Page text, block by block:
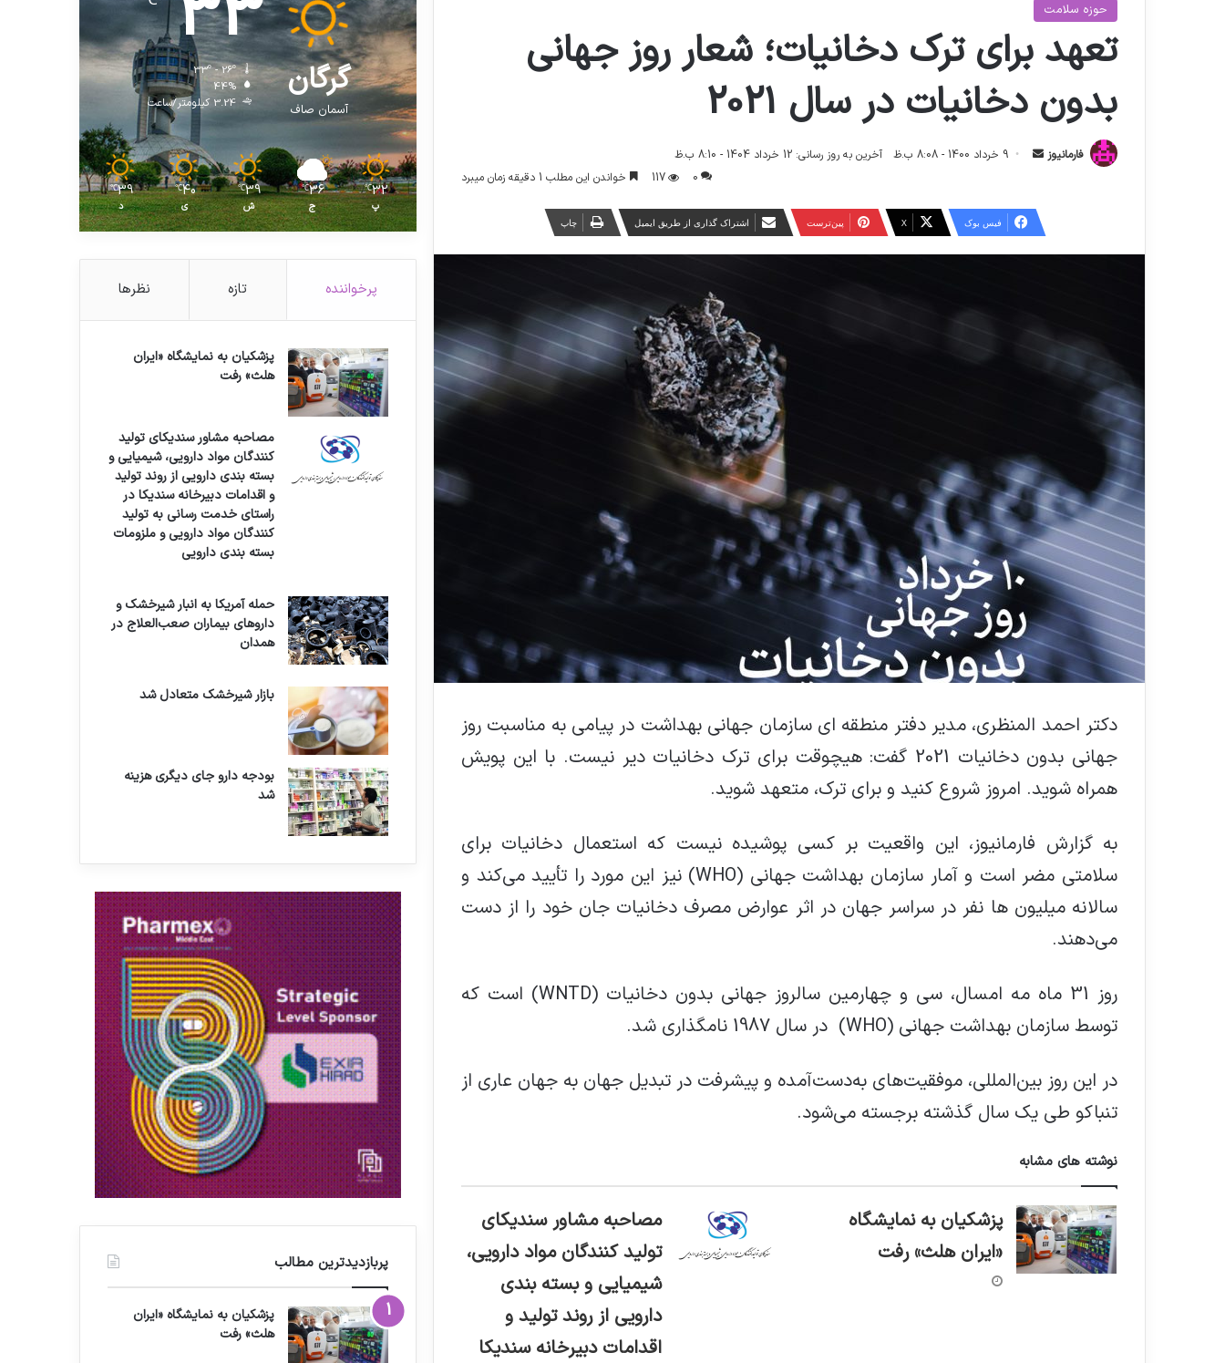
حوزه سلامت
تعهد برای ترک دخانیات؛ شعار روز جهانی
بدون دخانیات در سال 2021
فارمانیوز
ی
9 خرداد 1400 - 8:08 ب.ظ
آخرین به روز رسانی: 12 خرداد 1404 - 8:10 ب.ظ
0
117 خواندن این مطلب 1 دقیقه زمان میبرد
فیس بوک X ‫پین‌ترست اشتراک گذاری از طریق ایمیل چاپ
دکتر احمد المنظری، مدیر دفتر منطقه ای سازمان جهانی بهداشت در پیامی به مناسبت روز
جهانی بدون دخانیات 2021 گفت: هیچوقت برای ترک دخانیات دیر نیست. با این پویش
همراه شوید. امروز شروع کنید و برای ترک، متعهد شوید.
به گزارش فارمانیوز، این واقعیت بر کسی پوشیده نیست که استعمال دخانیات برای
سلامتی مضر است و آمار سازمان بهداشت جهانی (WHO) نیز این مورد را تأیید می‌کند و
سالانه میلیون ها نفر در سراسر جهان در اثر عوارض مصرف دخانیات جان خود را از دست
می‌دهند.
روز 31 ماه مه امسال، سی و چهارمین سالروز جهانی بدون دخانیات (WNTD) است که
توسط سازمان بهداشت جهانی (WHO) در سال 1987 نامگذاری شد.
در این روز بین‌المللی، موفقیت‌های به‌دست‌آمده و پیشرفت در تبدیل جهان به جهان عاری از
تنباکو طی یک سال گذشته برجسته می‌شود.
نوشته های مشابه
پزشکیان به نمایشگاه
«ایران هلث» رفت
مصاحبه مشاور سندیکای
تولید کنندگان مواد دارویی،
شیمیایی و بسته بندی
دارویی از روند تولید و
اقدامات دبیرخانه سندیکا
گرگان
آسمان صاف
33º - 26º
44%
3.24 کیلومتر/ساعت
32
℃
پ
36
℃
ج
39
℃
ش
40
℃
ی
39
℃
د
پرخواننده تازه نظرها
پزشکیان به نمایشگاه «ایران
هلث» رفت
مصاحبه مشاور سندیکای تولید
کنندگان مواد دارویی، شیمیایی و
بسته بندی دارویی از روند تولید
و اقدامات دبیرخانه سندیکا در
راستای خدمت رسانی به تولید
کنندگان مواد دارویی و ملزومات
بسته بندی دارویی
حمله آمریکا به انبار شیرخشک و
داروهای بیماران صعب‌العلاج در
همدان
بازار شیرخشک متعادل شد
بودجه دارو جای دیگری هزینه
شد
پربازدیدترین مطالب
پزشکیان به نمایشگاه «ایران
هلث» رفت